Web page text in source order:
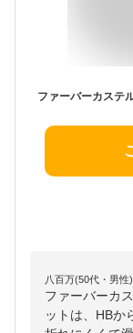
八百万(50代・男性)
ファーバーカ
ットは、HBか